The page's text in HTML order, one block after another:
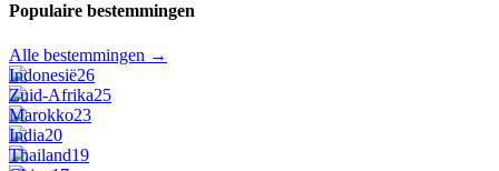
Populaire bestemmingen
Alle bestemmingen →
Indonesië26
Zuid-Afrika25
Marokko23
India20
Thailand19